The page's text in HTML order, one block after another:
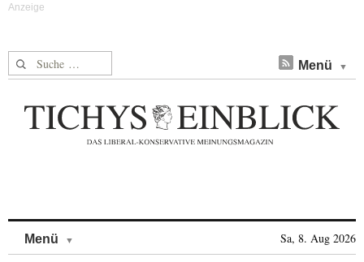
Suche nach: Menü
Menü Sa, 8. Aug 2026